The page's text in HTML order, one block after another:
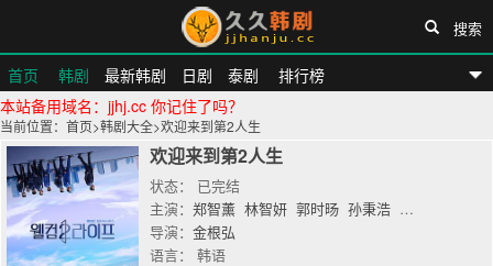
久久韩剧网
首页 韩剧 最新韩剧 日剧 泰剧 排行榜
搜索
本站备用域名：jjhj.cc 你记住了吗？
当前位置： 首页>韩剧大全>欢迎来到第2人生
欢迎来到第2人生
状态： 已完结
主演： 郑智薰 林智妍 郭时旸 孙秉浩 朴元尚
导演： 金根弘
语言： 韩语